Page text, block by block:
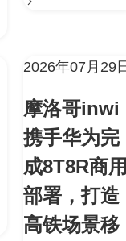
2026年07月29
摩洛哥inwi
携手华为完
成8T8R商
部署，打造
高铁场景移